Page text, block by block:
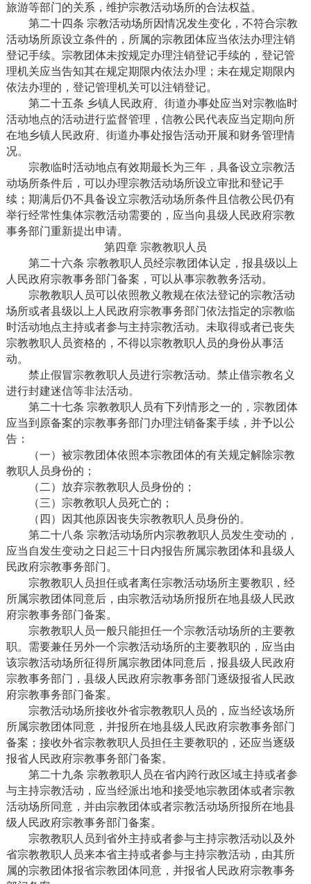
旅游等部门的关系，维护宗教活动场所的合法权益。
第二十四条 宗教活动场所因情况发生变化，不符合宗教
活动场所原设立条件的，所属的宗教团体应当依法办理注销
登记手续。宗教团体未按规定办理注销登记手续的，登记管
理机关应当告知其在规定期限内依法办理；未在规定期限内
依法办理的，登记管理机关可以注销登记。
第二十五条 乡镇人民政府、街道办事处应当对宗教临时
活动地点的活动进行监督管理，信教公民代表应当定期向所
在地乡镇人民政府、街道办事处报告活动开展和财务管理情
况。
宗教临时活动地点有效期最长为三年，具备设立宗教活
动场所条件后，可以办理宗教活动场所设立审批和登记手
续；期满后仍不具备设立宗教活动场所条件且信教公民仍有
举行经常性集体宗教活动需要的，应当向县级人民政府宗教
事务部门重新提出申请。
第四章 宗教教职人员
第二十六条 宗教教职人员经宗教团体认定，报县级以上
人民政府宗教事务部门备案，可以从事宗教教务活动。
宗教教职人员可以依照教义教规在依法登记的宗教活动
场所或者县级以上人民政府宗教事务部门依法指定的宗教临
时活动地点主持或者参与主持宗教活动。未取得或者已丧失
宗教教职人员资格的，不得以宗教教职人员的身份从事活
动。
禁止假冒宗教教职人员进行宗教活动。禁止借宗教名义
进行封建迷信等非法活动。
第二十七条 宗教教职人员有下列情形之一的，宗教团体
应当到原备案的宗教事务部门办理注销备案手续，并予以公
告：
（一）被宗教团体依照本宗教团体的有关规定解除宗教
教职人员身份的；
（二）放弃宗教教职人员身份的；
（三）宗教教职人员死亡的；
（四）因其他原因丧失宗教教职人员身份的。
第二十八条 宗教活动场所内宗教教职人员发生变动的，
应当自发生变动之日起三十日内报告所属宗教团体和县级人
民政府宗教事务部门。
宗教教职人员担任或者离任宗教活动场所主要教职，经
所属宗教团体同意后，由宗教活动场所报所在地县级人民政
府宗教事务部门备案。
宗教教职人员一般只能担任一个宗教活动场所的主要教
职。需要兼任另外一个宗教活动场所的主要教职的，应当由
该宗教活动场所征得所属宗教团体同意后，报县级人民政府
宗教事务部门，县级人民政府宗教事务部门逐级报省人民政
府宗教事务部门备案。
宗教活动场所接收外省宗教教职人员的，应当经该场所
所属宗教团体同意，并报所在地县级人民政府宗教事务部门
备案；接收外省宗教教职人员担任主要教职的，还应当逐级
报省人民政府宗教事务部门备案。
第二十九条 宗教教职人员在省内跨行政区域主持或者参
与主持宗教活动，应当经派出地和接受地宗教团体或者宗教
活动场所同意，并由宗教团体或者宗教活动场所报所在地县
级人民政府宗教事务部门备案。
宗教教职人员到省外主持或者参与主持宗教活动以及外
省宗教教职人员来本省主持或者参与主持宗教活动，由其所
属的宗教团体报省宗教团体同意，并报省人民政府宗教事务